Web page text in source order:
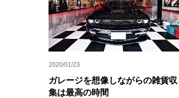
2020/01/23
ガレージを想像しながらの雑貨収
集は最高の時間